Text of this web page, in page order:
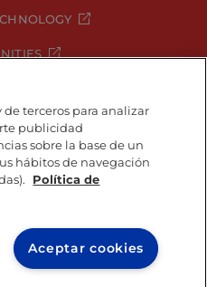
de Privacidad
Política de seguridad
Canal Compliance
2026
terceros para analizar
publicidad
sobre la base de un
hábitos de navegación
Política de
Aceptar cookies